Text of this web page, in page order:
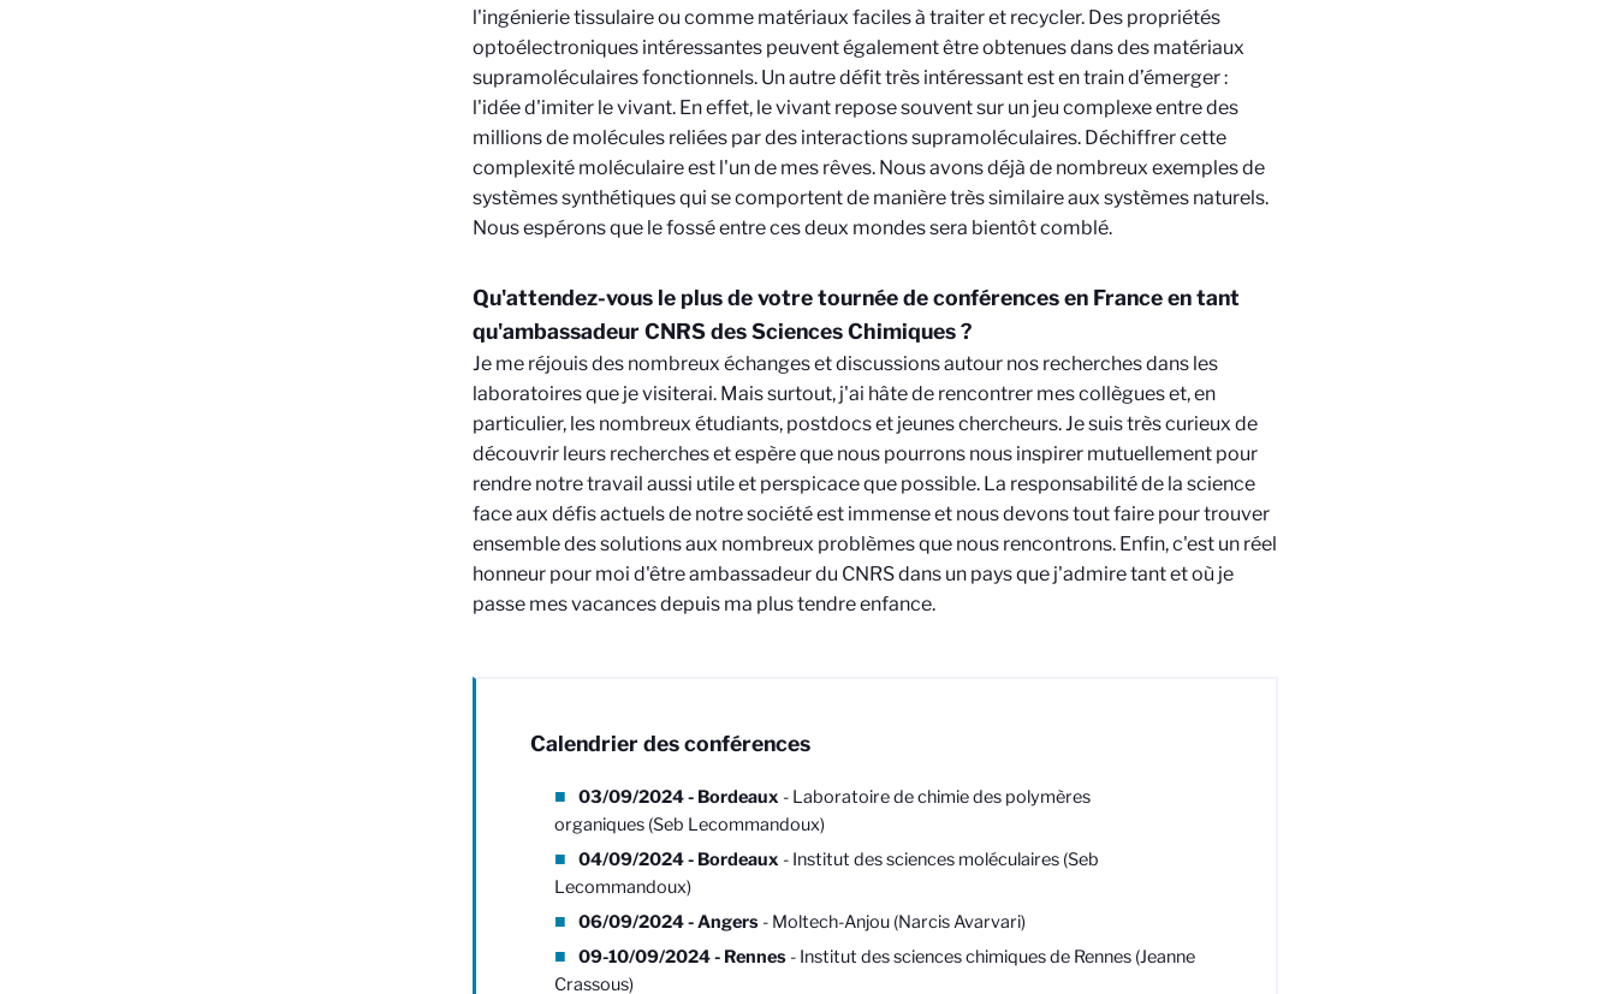
l'ingénierie tissulaire ou comme matériaux faciles à traiter et recycler. Des propriétés
optoélectroniques intéressantes peuvent également être obtenues dans des matériaux
supramoléculaires fonctionnels. Un autre défit très intéressant est en train d’émerger :
l'idée d'imiter le vivant. En effet, le vivant repose souvent sur un jeu complexe entre des
millions de molécules reliées par des interactions supramoléculaires. Déchiffrer cette
complexité moléculaire est l'un de mes rêves. Nous avons déjà de nombreux exemples de
systèmes synthétiques qui se comportent de manière très similaire aux systèmes naturels.
Nous espérons que le fossé entre ces deux mondes sera bientôt comblé.
Qu'attendez-vous le plus de votre tournée de conférences en France en tant
qu'ambassadeur CNRS des Sciences Chimiques ?
Je me réjouis des nombreux échanges et discussions autour nos recherches dans les
laboratoires que je visiterai. Mais surtout, j'ai hâte de rencontrer mes collègues et, en
particulier, les nombreux étudiants, postdocs et jeunes chercheurs. Je suis très curieux de
découvrir leurs recherches et espère que nous pourrons nous inspirer mutuellement pour
rendre notre travail aussi utile et perspicace que possible. La responsabilité de la science
face aux défis actuels de notre société est immense et nous devons tout faire pour trouver
ensemble des solutions aux nombreux problèmes que nous rencontrons. Enfin, c'est un réel
honneur pour moi d'être ambassadeur du CNRS dans un pays que j'admire tant et où je
passe mes vacances depuis ma plus tendre enfance.
Calendrier des conférences
03/09/2024 - Bordeaux - Laboratoire de chimie des polymères
organiques (Seb Lecommandoux)
04/09/2024 - Bordeaux - Institut des sciences moléculaires (Seb
Lecommandoux)
06/09/2024 - Angers- Moltech-Anjou (Narcis Avarvari)
09-10/09/2024 - Rennes- Institut des sciences chimiques de Rennes (Jeanne
Crassous)